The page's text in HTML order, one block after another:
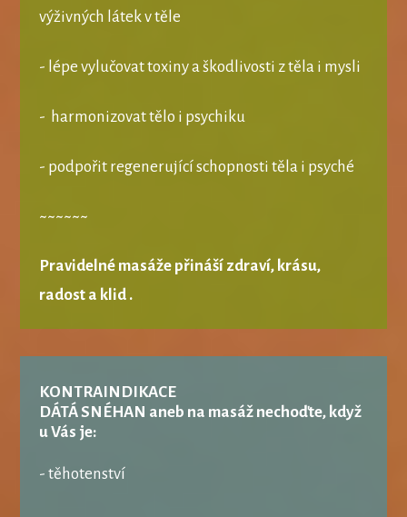
výživných látek v těle
- lépe vylučovat toxiny a škodlivosti z těla i mysli
- harmonizovat tělo i psychiku
- podpořit regenerující schopnosti těla i psyché
~~~~~~
Pravidelné masáže přináší zdraví, krásu,
radost a klid .
KONTRAINDIKACE
DÁTÁ SNÉHAN aneb na masáž nechoďte, když
u Vás je:
- těhotenství